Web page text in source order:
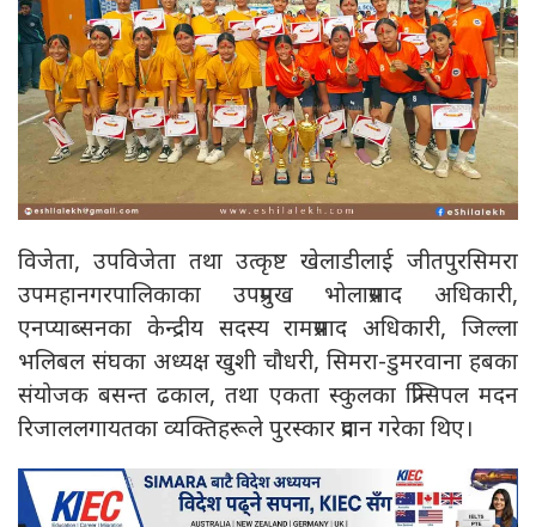
विजेता, उपविजेता तथा उत्कृष्ट खेलाडीलाई जीतपुरसिमरा
उपमहानगरपालिकाका उपप्रमुख भोलाप्रसाद अधिकारी,
एनप्याब्सनका केन्द्रीय सदस्य रामप्रसाद अधिकारी, जिल्ला
भलिबल संघका अध्यक्ष खुशी चौधरी, सिमरा-डुमरवाना हबका
संयोजक बसन्त ढकाल, तथा एकता स्कुलका प्रिन्सिपल मदन
रिजाललगायतका व्यक्तिहरूले पुरस्कार प्रदान गरेका थिए।